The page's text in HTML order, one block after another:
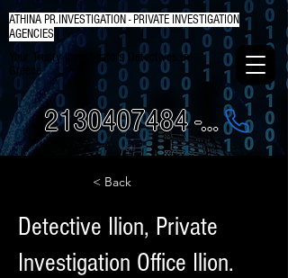
ATHINA PR.INVESTIGATION - PRIVATE INVESTIGATION
AGENCIES
Your Trusty Investigators Detectives in
Greece
2130407484 - 6984337249
< Back
Detective Ilion, Private
Investigation Office Ilion.